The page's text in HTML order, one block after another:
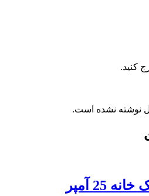
کنید.
نوشته نشده است.
25 آمپر